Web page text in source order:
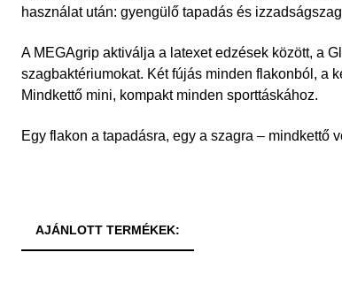
használat után: gyengülő tapadás és
A MEGAgrip aktiválja a latexet edzések között, a
szagbaktériumokat. Két fújás minden flakonból, a
Mindkettő mini, kompakt minden sporttáskához.
Egy flakon a tapadásra, egy a szagra – mindkettő
AJÁNLOTT TERMÉKEK: